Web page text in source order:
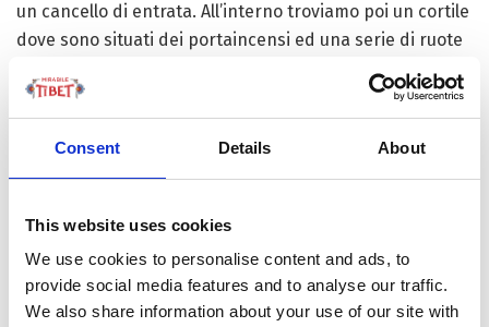
Consent Details About
This website uses cookies
We use cookies to personalise content and ads, to
provide social media features and to analyse our traffic.
We also share information about your use of our site with
un cancello di entrata. All’interno troviamo poi un cortile
dove sono situati dei portaincensi ed una serie di ruote
; sia sulle mura che sul cortile che nei pressi
del monastero vengono stese le caratteristiche
bandiere di preghieratibetane.Nel tempio principale si
trovano: la porta di ingresso, sita tra i quattro re
guardiani del mondo chiamati Lokapalas, dipinti (due
delle assemblee, dove i monaci recitano o cantano i loro
mantra, affrescata su tutti i muri ad eccezione di quello
in cui sono riposti i testi sacri.